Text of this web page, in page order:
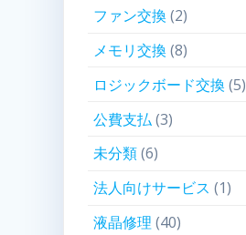
ファン交換 (2)
メモリ交換 (8)
ロジックボード交換 (5)
公費支払(3)
未分類(6)
法人向けサービス (1)
液晶修理 (40)